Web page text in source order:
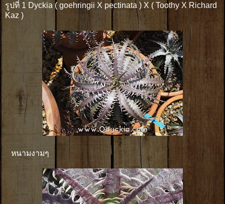
รูปที่ 1 Dyckia ( goehringii X pectinata ) X ( Toothy X Richard
Kaz )
หนามงามๆ